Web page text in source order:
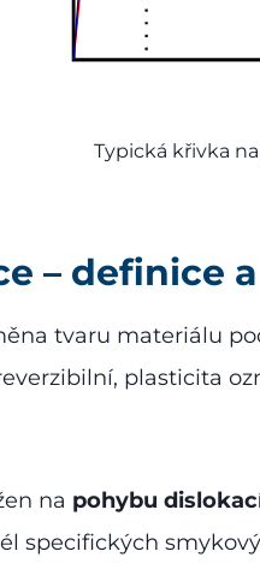
Typická křivka
– definice
tvaru materiálu
plasticita
na pohybu
specifických